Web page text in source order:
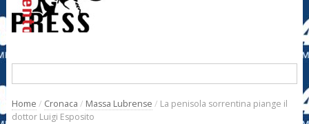
Home / Cronaca / Massa Lubrense / La penisola sorrentina piange il
dottor Luigi Esposito